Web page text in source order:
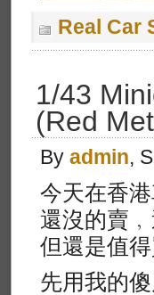
Real Car
1/43
(Red
By admin,
今天在香
還沒的賣
但還是值得
先用我的